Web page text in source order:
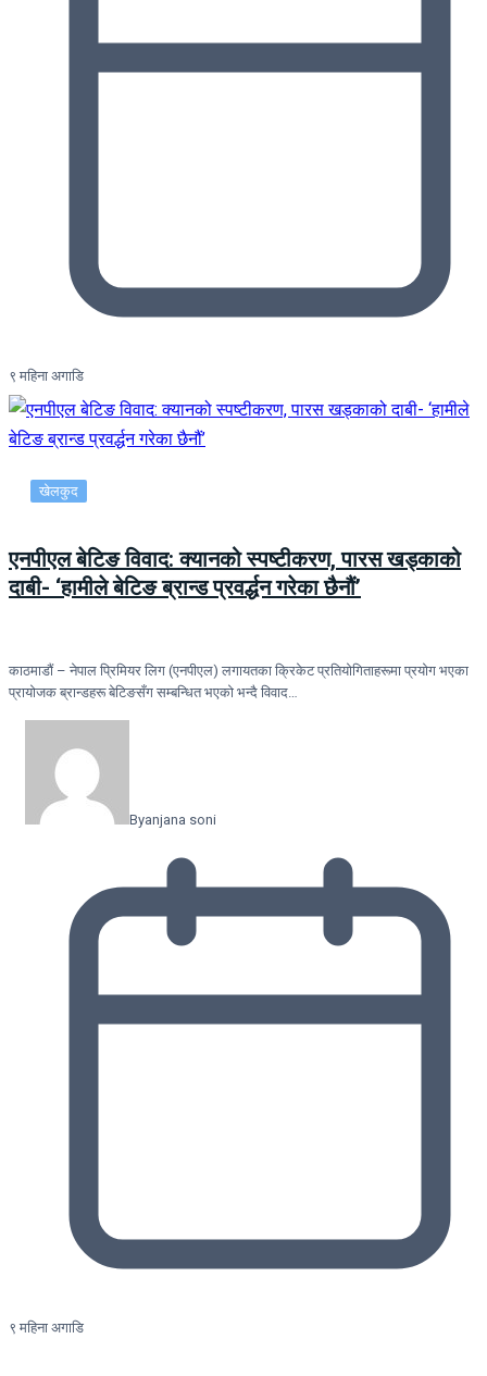
९ महिना अगाडि
खेलकुद
एनपीएल बेटिङ विवाद: क्यानको स्पष्टीकरण, पारस खड्काको
दाबी- ‘हामीले बेटिङ ब्रान्ड प्रवर्द्धन गरेका छैनौं’
काठमाडौं – नेपाल प्रिमियर लिग (एनपीएल) लगायतका क्रिकेट प्रतियोगिताहरूमा प्रयोग भएका
प्रायोजक ब्रान्डहरू बेटिङसँग सम्बन्धित भएको भन्दै विवाद…
Byanjana soni
९ महिना अगाडि